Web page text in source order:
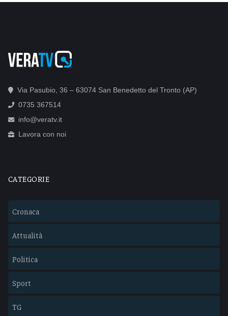
Via Pasubio, 36 – 63074 San Benedetto del Tronto (AP)
0735 367514
info@veratv.it
Lavora con noi
CATEGORIE
Cronaca
Attualità
Politica
Sport
TG